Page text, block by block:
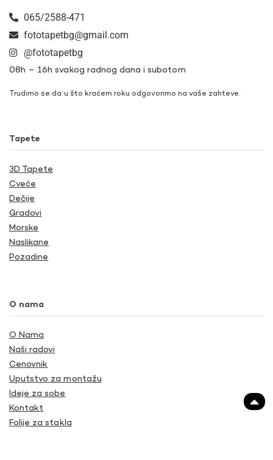
065/2588-471
fototapetbg@gmail.com
@fototapetbg
08h – 16h svakog radnog dana i subotom
Trudimo se da u što kraćem roku odgovorimo na vaše zahteve.
Tapete
3D Tapete
Cveće
Dečije
Gradovi
Morske
Naslikane
Pozadine
O nama
O Nama
Naši radovi
Cenovnik
Uputstvo za montažu
Ideje za sobe
Kontakt
Folije za stakla